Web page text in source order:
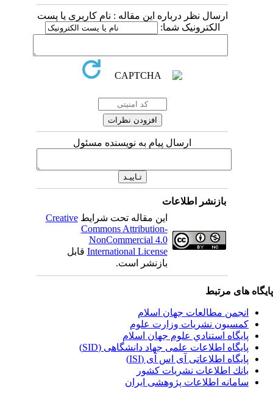
ارسال نظر درباره این مقاله : نام کاربری یا پست
الکترونیک شما:
ارسال پیام به نویسنده مسئول
بازنشر اطلاعات
این مقاله تحت شرایطCreative
Commons Attribution-
NonCommercial 4.0
International Licenseقابل
بازنشر است.
های مرتبط
انجمن مطالعات جهان اسلام
کمسیون نشریات وزارت علوم
پايگاه استنادي علوم جهان اسلام
پایگاه اطلاعات علمی جهاد دانشگاهی (SID)
پایگاه اطلاعاتی آی اس آی (ISI)
بانك اطلاعات نشريات كشور
سامانه اطلاعات پژوهشی ایران